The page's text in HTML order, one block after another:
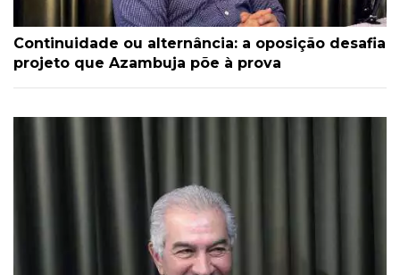
Continuidade ou alternância: a oposição desafia
projeto que Azambuja põe à prova